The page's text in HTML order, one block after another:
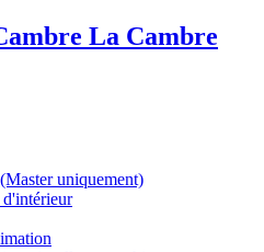
La Cambre
uniquement)